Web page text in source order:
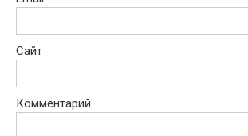
Сайт
Комментарий